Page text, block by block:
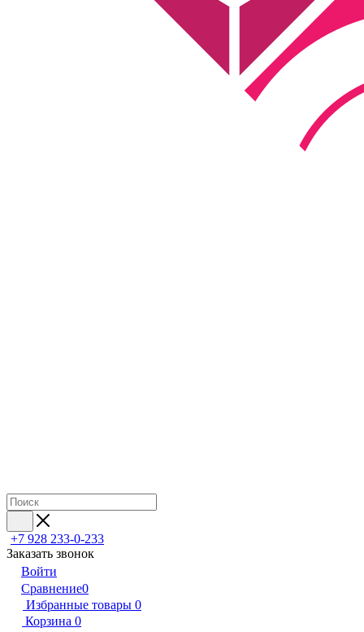
+7 928 233-0-233
Заказать звонок
Войти
Сравнение0
Избранные товары 0
Корзина 0